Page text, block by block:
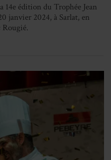
édition du Trophée Jean
janvier 2024, à Sarlat, en
Rougié.